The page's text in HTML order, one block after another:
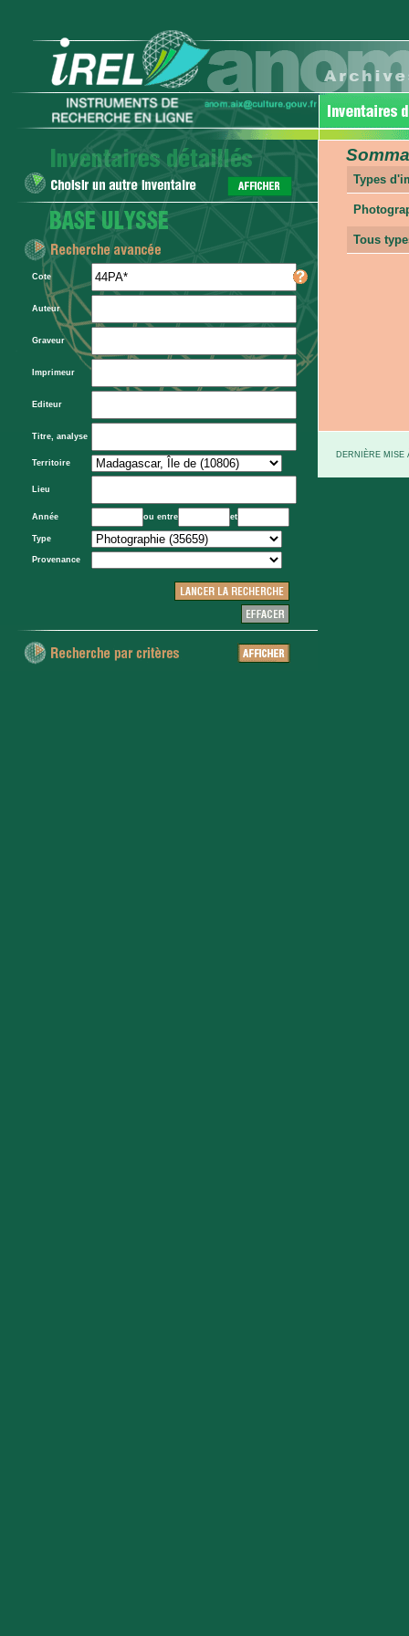
Cote
Auteur
Graveur
Imprimeur
Editeur
Titre, analyse
Territoire
Lieu
Année ou entre et
Type
Provenance
Types
Tous
DERNIÈRE MISE